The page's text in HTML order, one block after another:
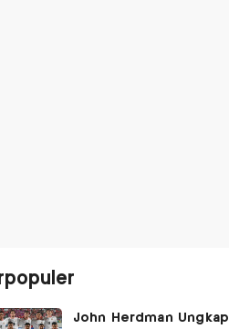
John Herdman Ungkap